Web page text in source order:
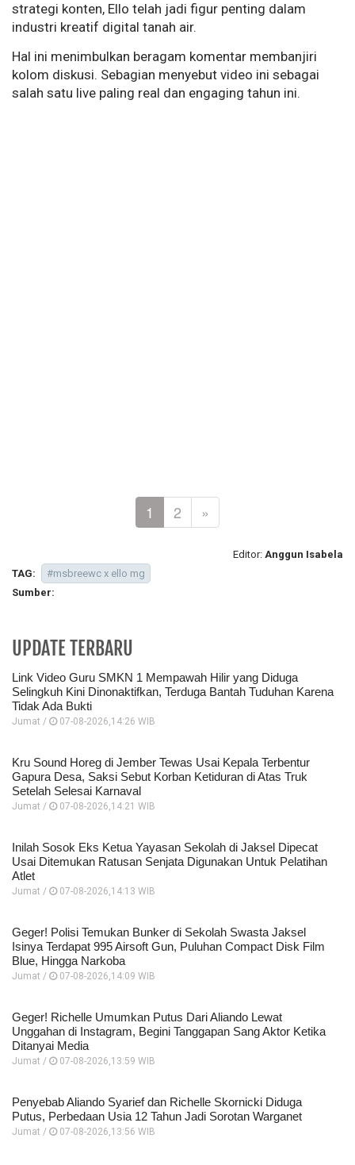
strategi konten, Ello telah jadi figur penting dalam
industri kreatif digital tanah air.
Hal ini menimbulkan beragam komentar membanjiri
kolom diskusi. Sebagian menyebut video ini sebagai
salah satu live paling real dan engaging tahun ini.
1 2 »
Editor: Anggun Isabela
TAG:
#msbreewc x ello mg
Sumber:
UPDATE TERBARU
Link Video Guru SMKN 1 Mempawah Hilir yang Diduga
Selingkuh Kini Dinonaktifkan, Terduga Bantah Tuduhan Karena
Tidak Ada Bukti
Jumat / 07-08-2026,14:26 WIB
Kru Sound Horeg di Jember Tewas Usai Kepala Terbentur
Gapura Desa, Saksi Sebut Korban Ketiduran di Atas Truk
Setelah Selesai Karnaval
Jumat / 07-08-2026,14:21 WIB
Inilah Sosok Eks Ketua Yayasan Sekolah di Jaksel Dipecat
Usai Ditemukan Ratusan Senjata Digunakan Untuk Pelatihan
Atlet
Jumat / 07-08-2026,14:13 WIB
Geger! Polisi Temukan Bunker di Sekolah Swasta Jaksel
Isinya Terdapat 995 Airsoft Gun, Puluhan Compact Disk Film
Blue, Hingga Narkoba
Jumat / 07-08-2026,14:09 WIB
Geger! Richelle Umumkan Putus Dari Aliando Lewat
Unggahan di Instagram, Begini Tanggapan Sang Aktor Ketika
Ditanyai Media
Jumat / 07-08-2026,13:59 WIB
Penyebab Aliando Syarief dan Richelle Skornicki Diduga
Putus, Perbedaan Usia 12 Tahun Jadi Sorotan Warganet
Jumat / 07-08-2026,13:56 WIB